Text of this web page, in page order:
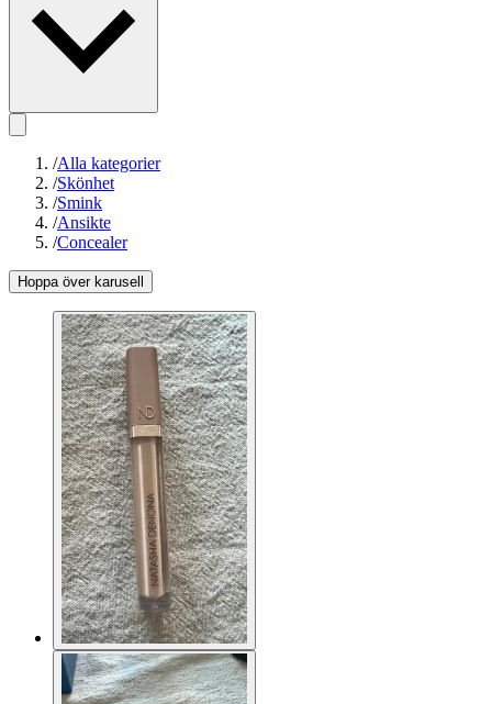
/Alla kategorier
/Skönhet
/Smink
/Ansikte
/Concealer
Hoppa över karusell